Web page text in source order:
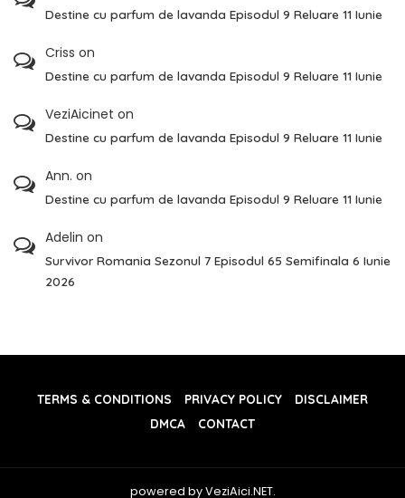
Destine cu parfum de lavanda Episodul 9 Reluare 11 Iunie
Criss on
Destine cu parfum de lavanda Episodul 9 Reluare 11 Iunie
VeziAicinet on
Destine cu parfum de lavanda Episodul 9 Reluare 11 Iunie
Ann. on
Destine cu parfum de lavanda Episodul 9 Reluare 11 Iunie
Adelin on
Survivor Romania Sezonul 7 Episodul 65 Semifinala 6 Iunie
2026
TERMS & CONDITIONS PRIVACY POLICY
DISCLAIMER
DMCA
CONTACT
powered by VeziAici.NET.